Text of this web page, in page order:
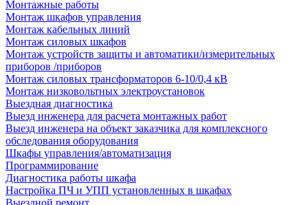
Монтажные работы
Монтаж шкафов управления
Монтаж кабельных линий
Монтаж силовых шкафов
Монтаж устройств защиты и автоматики/измерительных
приборов /приборов
Монтаж силовых трансформаторов 6-10/0,4 кВ
Монтаж низковольтных электроустановок
Выездная диагностика
Выезд инженера для расчета монтажных работ
Выезд инженера на объект заказчика для комплексного
обследования оборудования
Шкафы управления/автоматизация
Программирование
Диагностика работы шкафа
Настройка ПЧ и УПП установленных в шкафах
Выездной ремонт